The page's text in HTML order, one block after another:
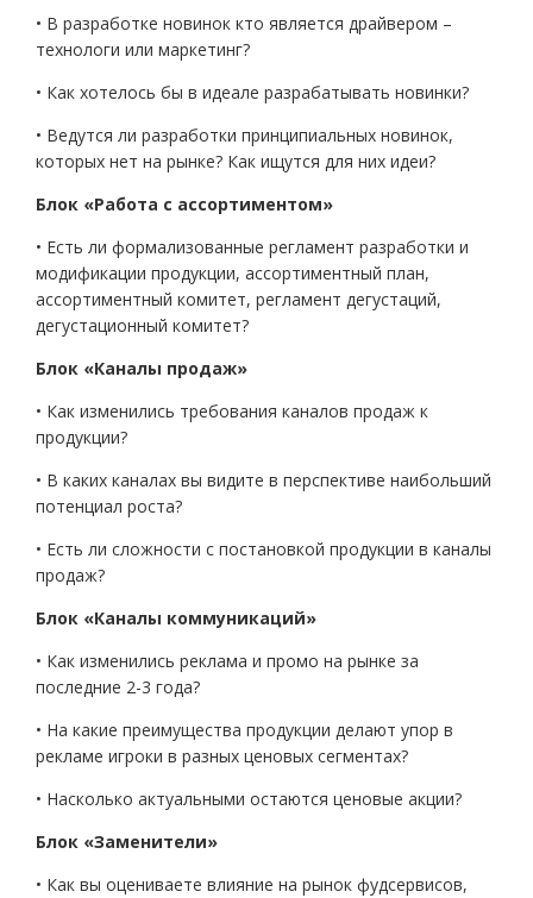
• В разработке новинок кто является драйвером –
технологи или маркетинг?
• Как хотелось бы в идеале разрабатывать новинки?
• Ведутся ли разработки принципиальных новинок,
которых нет на рынке? Как ищутся для них идеи?
Блок «Работа с ассортиментом»
• Есть ли формализованные регламент разработки и
модификации продукции, ассортиментный план,
ассортиментный комитет, регламент дегустаций,
дегустационный комитет?
Блок «Каналы продаж»
• Как изменились требования каналов продаж к
продукции?
• В каких каналах вы видите в перспективе наибольший
потенциал роста?
• Есть ли сложности с постановкой продукции в каналы
продаж?
Блок «Каналы коммуникаций»
• Как изменились реклама и промо на рынке за
последние 2-3 года?
• На какие преимущества продукции делают упор в
рекламе игроки в разных ценовых сегментах?
• Насколько актуальными остаются ценовые акции?
Блок «Заменители»
• Как вы оцениваете влияние на рынок фудсервисов,